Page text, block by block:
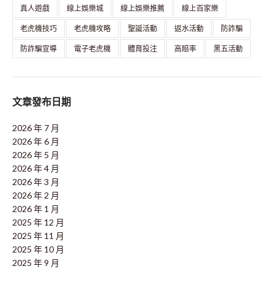
真人遊戲 線上娛樂城 線上娛樂推薦 線上百家樂
老虎機技巧 老虎機攻略 聖誕活動 返水活動 防詐騙
防詐騙宣導 電子老虎機 體育投注 高賠率 黑五活動
文章發布日期
2026 年 7 月
2026 年 6 月
2026 年 5 月
2026 年 4 月
2026 年 3 月
2026 年 2 月
2026 年 1 月
2025 年 12 月
2025 年 11 月
2025 年 10 月
2025 年 9 月